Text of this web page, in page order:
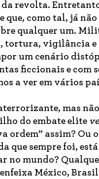
revolta.
que, como tal, já não
qualquer um.
tortura, vigilância e
um cenário
ficcionais e com
a ver em vários
mas
do embate elite
ordem” assim? Ou
que sempre foi,
no mundo?
México,